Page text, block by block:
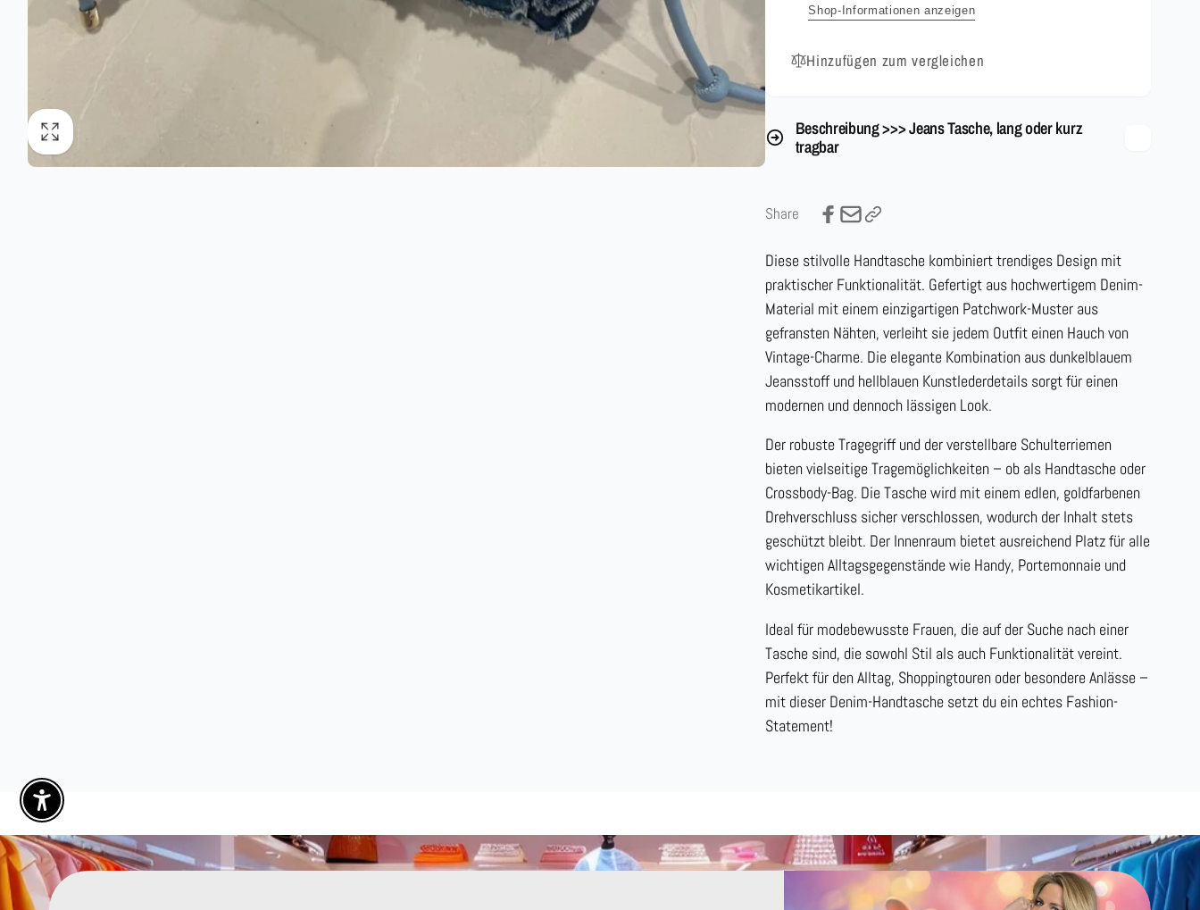
Shop-Informationen anzeigen
Hinzufügen zum vergleichen
Beschreibung >>> Jeans Tasche, lang oder kurz
tragbar
Share
Diese stilvolle Handtasche kombiniert trendiges Design mit
praktischer Funktionalität. Gefertigt aus hochwertigem Denim-
Material mit einem einzigartigen Patchwork-Muster aus
gefransten Nähten, verleiht sie jedem Outfit einen Hauch von
Vintage-Charme. Die elegante Kombination aus dunkelblauem
Jeansstoff und hellblauen Kunstlederdetails sorgt für einen
modernen und dennoch lässigen Look.
Der robuste Tragegriff und der verstellbare Schulterriemen
bieten vielseitige Tragemöglichkeiten – ob als Handtasche oder
Crossbody-Bag. Die Tasche wird mit einem edlen, goldfarbenen
Drehverschluss sicher verschlossen, wodurch der Inhalt stets
geschützt bleibt. Der Innenraum bietet ausreichend Platz für alle
wichtigen Alltagsgegenstände wie Handy, Portemonnaie und
Kosmetikartikel.
Ideal für modebewusste Frauen, die auf der Suche nach einer
Tasche sind, die sowohl Stil als auch Funktionalität vereint.
Perfekt für den Alltag, Shoppingtouren oder besondere Anlässe –
mit dieser Denim-Handtasche setzt du ein echtes Fashion-
Statement!
Enable Accessibility